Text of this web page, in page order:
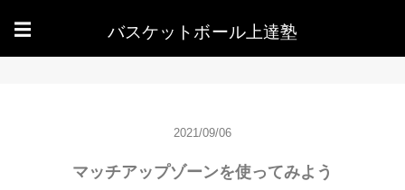
☰ バスケットボール上達塾
2021/09/06
マッチアップゾーンを使ってみよう